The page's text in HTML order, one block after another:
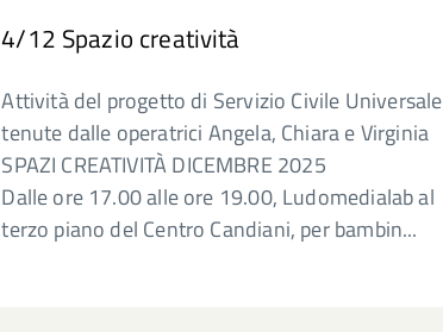
4/12 Spazio creatività
Attività del progetto di Servizio Civile Universale
tenute dalle operatrici Angela, Chiara e Virginia
SPAZI CREATIVITÀ DICEMBRE 2025
Dalle ore 17.00 alle ore 19.00, Ludomedialab al
terzo piano del Centro Candiani, per bambin...